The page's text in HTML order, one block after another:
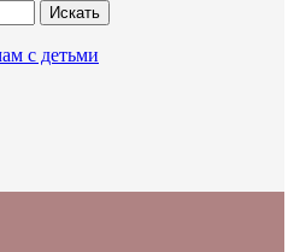
Искать